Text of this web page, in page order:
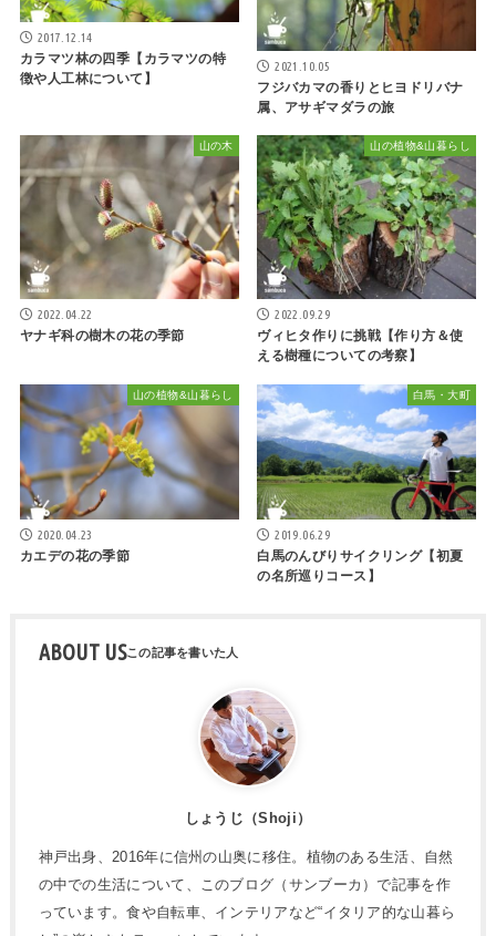
2017.12.14
カラマツ林の四季【カラマツの特
徴や人工林について】
2021.10.05
フジバカマの香りとヒヨドリバナ
属、アサギマダラの旅
山の木
2022.04.22
ヤナギ科の樹木の花の季節
山の植物&山暮らし
2022.09.29
ヴィヒタ作りに挑戦【作り方＆使
える樹種についての考察】
山の植物&山暮らし
2020.04.23
カエデの花の季節
白馬・大町
2019.06.29
白馬のんびりサイクリング【初夏
の名所巡りコース】
ABOUT US
しょうじ（Shoji）
神戸出身、2016年に信州の山奥に移住。植物のある生活、自然
の中での生活について、このブログ（サンブーカ）で記事を作
っています。食や自転車、インテリアなど“イタリア的な山暮ら